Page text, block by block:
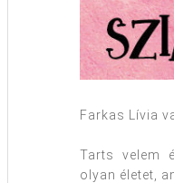
Farkas Lívia
Tarts velem
olyan életet,